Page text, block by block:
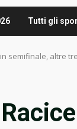
Tutti gli
semifinale, altre